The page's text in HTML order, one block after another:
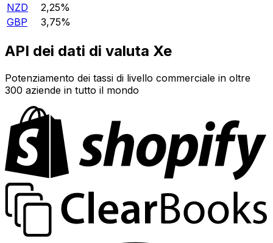
NZD
2,25%
GBP
3,75%
API dei dati di valuta Xe
Potenziamento dei tassi di livello commerciale in oltre
300 aziende in tutto il mondo